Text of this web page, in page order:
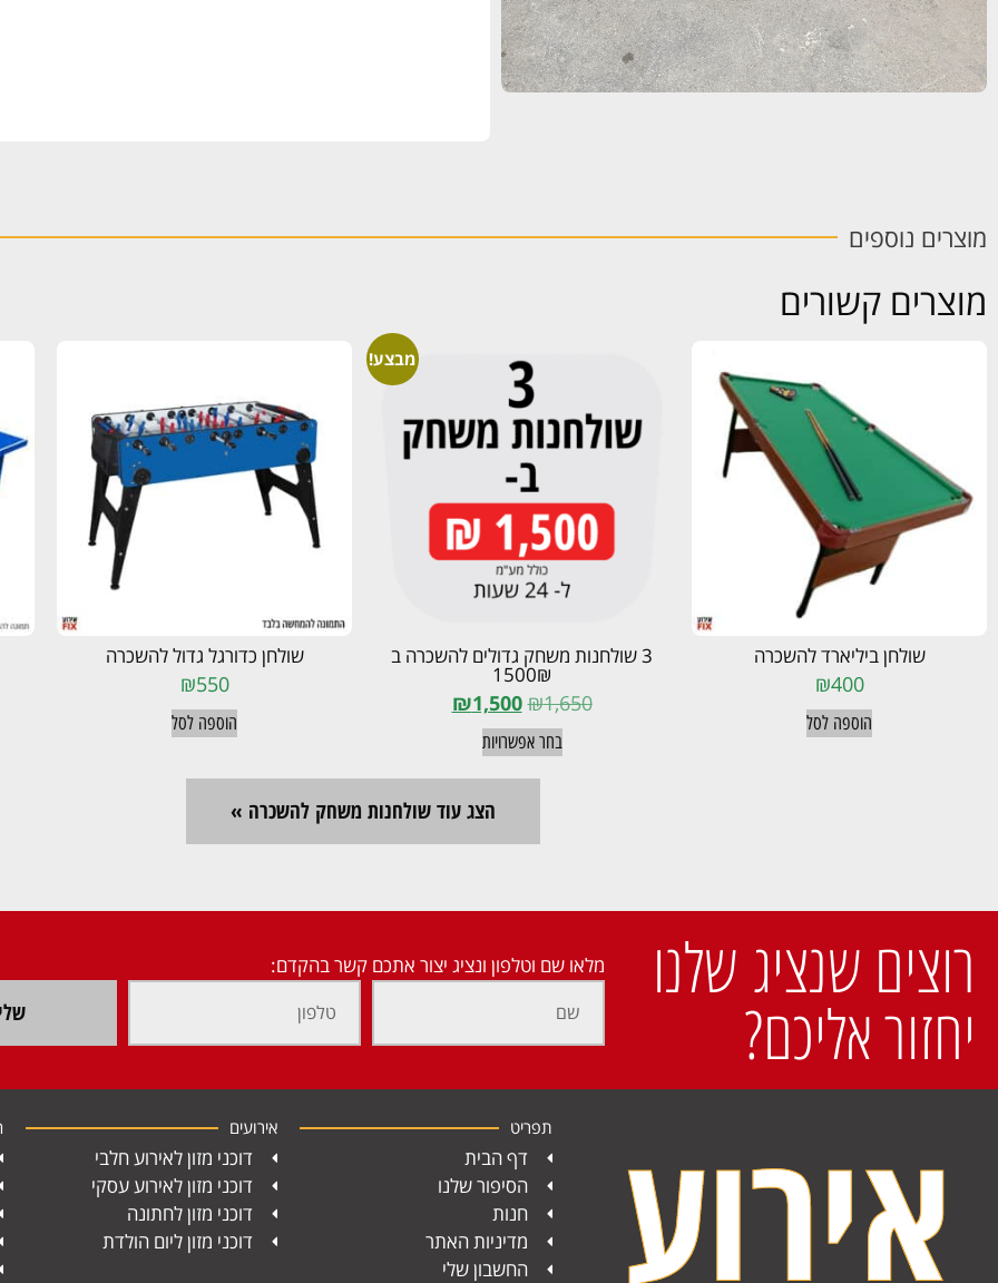
מוצרים נוספים
מוצרים קשורים
שולחן ביליארד להשכרה
₪400
הוספה לסל
מבצע!
3 שולחנות משחק גדולים להשכרה ב
1500₪
₪1,650
₪1,500
בחר אפשרויות
שולחן כדורגל גדול להשכרה
₪550
הוספה לסל
הצג עוד שולחנות משחק להשכרה »
רוצים שנציג שלנו
יחזור אליכם?
מלאו שם וטלפון ונציג יצור אתכם קשר בהקדם:
תפריט
דף הבית
הסיפור שלנו
חנות
מדיניות האתר
החשבון שלי
אירועים
דוכני מזון לאירוע חלבי
דוכני מזון לאירוע עסקי
דוכני מזון לחתונה
דוכני מזון ליום הולדת